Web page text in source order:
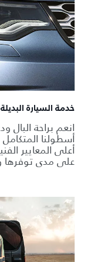
خدمة السيارة البديلة
انعم براحة
أسطولنا
أعلى المعايير
على مدى توفرها